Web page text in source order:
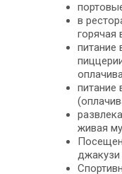
в
горячая
питание
питание
живая
джакузи